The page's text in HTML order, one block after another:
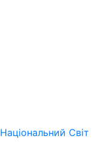
Національний Світ